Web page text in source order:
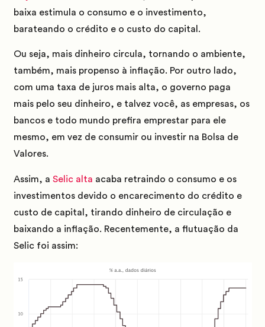
baixa estimula o consumo e o investimento,
barateando o crédito e o custo do capital.
Ou seja, mais dinheiro circula, tornando o ambiente,
também, mais propenso à inflação. Por outro lado,
com uma taxa de juros mais alta, o governo paga
mais pelo seu dinheiro, e talvez você, as empresas, os
bancos e todo mundo prefira emprestar para ele
mesmo, em vez de consumir ou investir na Bolsa de
Valores.
Assim, a Selic alta acaba retraindo o consumo e os
investimentos devido o encarecimento do crédito e
custo de capital, tirando dinheiro de circulação e
baixando a inflação. Recentemente, a flutuação da
Selic foi assim: